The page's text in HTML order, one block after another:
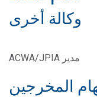
وكالة أخرى
مدير ACWA/JPIA
المخرجين